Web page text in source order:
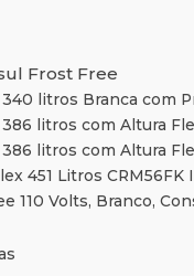
Frost Free
litros Branca com
litros com Altura
litros com Altura
451 Litros CRM56FK
110 Volts, Branco,